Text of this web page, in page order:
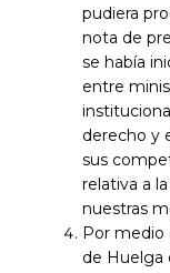
pudiera
nota de
se había
entre
derecho y
sus
relativa a
nuestras
Por medio
de Huelga